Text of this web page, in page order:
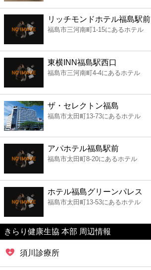
薬局
スーパー
エンタメ
レジャー
書店
ファミレス
ファーストフード
カフェ
ショッピング
銀行
リッチモンドホテル福島駅前
福島市三河南町1-15にあるホテル
東横INN福島駅西口
福島市三河南町4-4にあるホテル
ザ・セレクトン福島
福島市太田町13-73にあるホテル
アパホテル福島駅前
福島市太田町8-20にあるホテル
ホテル福島グリーンパレス
福島市太田町13-53にあるホテル
きらり健康生協 本部 周辺情報
須川診療所